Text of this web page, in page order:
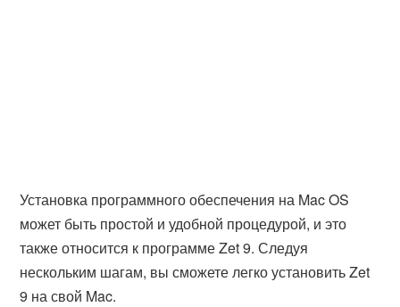
Установка программного обеспечения на Mac OS
может быть простой и удобной процедурой, и это
также относится к программе Zet 9. Следуя
нескольким шагам, вы сможете легко установить Zet
9 на свой Mac.